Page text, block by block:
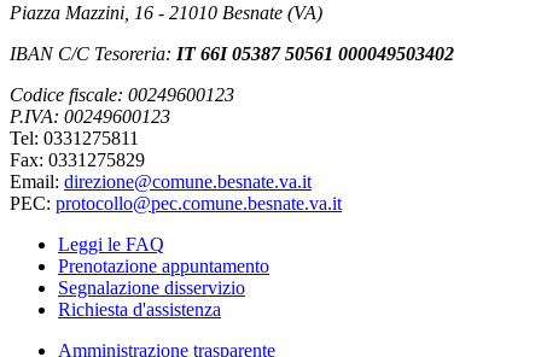
Piazza Mazzini, 16 - 21010 Besnate (VA)
IBAN C/C Tesoreria: IT 66I 05387 50561 000049503402
Codice fiscale: 00249600123
P.IVA: 00249600123
Tel: 0331275811
Fax: 0331275829
Email: direzione@comune.besnate.va.it
PEC: protocollo@pec.comune.besnate.va.it
Leggi le FAQ
Prenotazione appuntamento
Segnalazione disservizio
Richiesta d'assistenza
Amministrazione trasparente